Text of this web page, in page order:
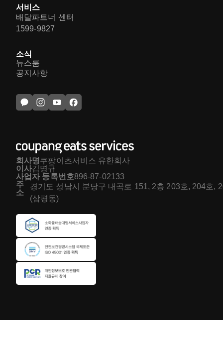
서비스
배달파트너 센터
1599-9827
소식
뉴스룸
공지사항
회사명쿠팡이츠서비스 유한회사
이사김명규
사업자 등록번호896-87-02133
주
소
경기도 성남시 분당구 내곡로 151, 2층 203호, 204호,
(삼평동)